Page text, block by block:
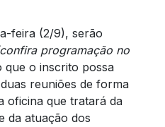
feira (2/9), serão
programação no
que o inscrito possa
reuniões de forma
oficina que tratará da
da atuação dos